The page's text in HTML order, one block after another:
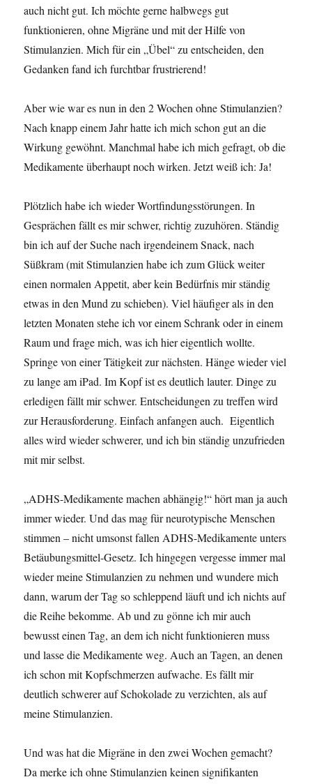
auch nicht gut. Ich möchte gerne halbwegs gut
funktionieren, ohne Migräne und mit der Hilfe von
Stimulanzien. Mich für ein „Übel“ zu entscheiden, den
Gedanken fand ich furchtbar frustrierend!
Aber wie war es nun in den 2 Wochen ohne Stimulanzien?
Nach knapp einem Jahr hatte ich mich schon gut an die
Wirkung gewöhnt. Manchmal habe ich mich gefragt, ob die
Medikamente überhaupt noch wirken. Jetzt weiß ich: Ja!
Plötzlich habe ich wieder Wortfindungsstörungen. In
Gesprächen fällt es mir schwer, richtig zuzuhören. Ständig
bin ich auf der Suche nach irgendeinem Snack, nach
Süßkram (mit Stimulanzien habe ich zum Glück weiter
einen normalen Appetit, aber kein Bedürfnis mir ständig
etwas in den Mund zu schieben). Viel häufiger als in den
letzten Monaten stehe ich vor einem Schrank oder in einem
Raum und frage mich, was ich hier eigentlich wollte.
Springe von einer Tätigkeit zur nächsten. Hänge wieder viel
zu lange am iPad. Im Kopf ist es deutlich lauter. Dinge zu
erledigen fällt mir schwer. Entscheidungen zu treffen wird
zur Herausforderung. Einfach anfangen auch. Eigentlich
alles wird wieder schwerer, und ich bin ständig unzufrieden
mit mir selbst.
„ADHS-Medikamente machen abhängig!“ hört man ja auch
immer wieder. Und das mag für neurotypische Menschen
stimmen – nicht umsonst fallen ADHS-Medikamente unters
Betäubungsmittel-Gesetz. Ich hingegen vergesse immer mal
wieder meine Stimulanzien zu nehmen und wundere mich
dann, warum der Tag so schleppend läuft und ich nichts auf
die Reihe bekomme. Ab und zu gönne ich mir auch
bewusst einen Tag, an dem ich nicht funktionieren muss
und lasse die Medikamente weg. Auch an Tagen, an denen
ich schon mit Kopfschmerzen aufwache. Es fällt mir
deutlich schwerer auf Schokolade zu verzichten, als auf
meine Stimulanzien.
Und was hat die Migräne in den zwei Wochen gemacht?
Da merke ich ohne Stimulanzien keinen signifikanten